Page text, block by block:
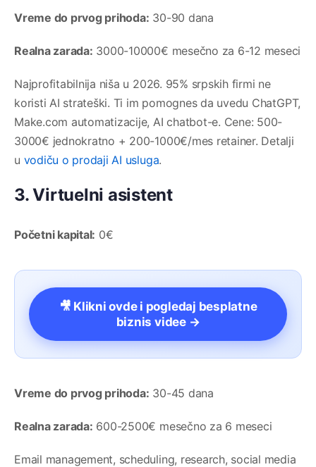
Vreme do prvog prihoda: 30-90 dana
Realna zarada: 3000-10000€ mesečno za 6-12 meseci
Najprofitabilnija niša u 2026. 95% srpskih firmi ne
koristi AI strateški. Ti im pomognes da uvedu ChatGPT,
Make.com automatizacije, AI chatbot-e. Cene: 500-
3000€ jednokratno + 200-1000€/mes retainer. Detalji
u vodiču o prodaji AI usluga.
3. Virtuelni asistent
Početni kapital: 0€
🎥 Klikni ovde i pogledaj besplatne
biznis videe →
Vreme do prvog prihoda: 30-45 dana
Realna zarada: 600-2500€ mesečno za 6 meseci
Email management, scheduling, research, social media